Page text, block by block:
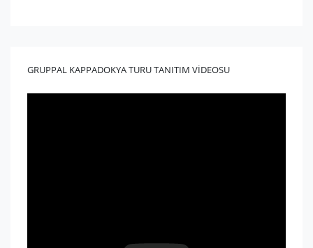
GRUPPAL KAPPADOKYA TURU TANITIM VİDEOSU